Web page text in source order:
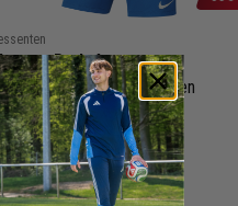
Park 4
Short Fussballsocken
Orange
€ UVP
Filialpreisen abweichen